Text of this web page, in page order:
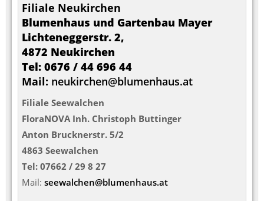
Filiale Neukirchen
Blumenhaus und Gartenbau Mayer
Lichteneggerstr. 2,
4872 Neukirchen
Tel: 0676 / 44 696 44
Mail: neukirchen@blumenhaus.at
Filiale Seewalchen
FloraNOVA Inh. Christoph Buttinger
Anton Brucknerstr. 5/2
4863 Seewalchen
Tel: 07662 / 29 8 27
Mail: seewalchen@blumenhaus.at